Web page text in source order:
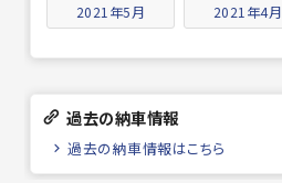
2021年5月 2021年4月
過去の納車情報
過去の納車情報はこちら